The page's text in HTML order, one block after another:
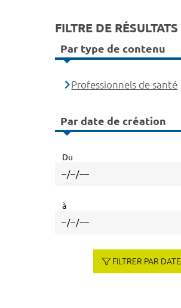
FILTRE DE RÉSULTATS
Par type de contenu
Professionnels de santé
Par date de création
Du
à
FILTRER PAR DATE